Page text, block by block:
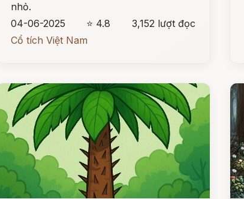
nhỏ.
04-06-2025
⭐ 4.8
3,152 lượt đọc
Cổ tích Việt Nam